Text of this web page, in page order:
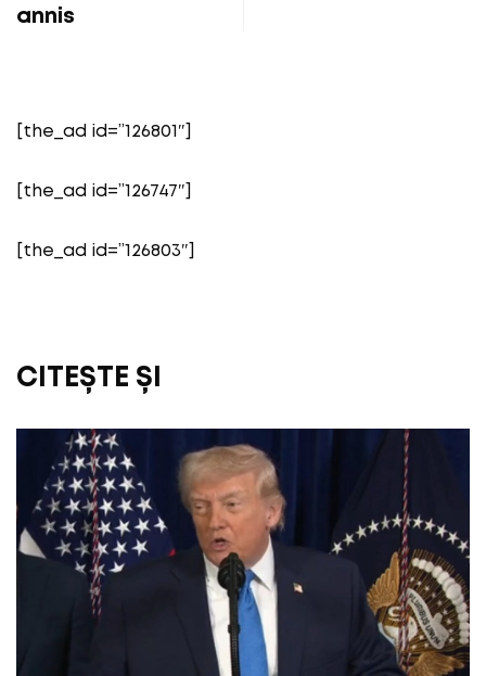
annis
[the_ad id=”126801″]
[the_ad id=”126747″]
[the_ad id=”126803″]
CITEȘTE ȘI